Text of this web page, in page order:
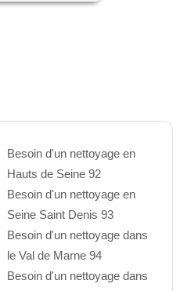
Besoin d'un nettoyage en
Hauts de Seine 92
Besoin d'un nettoyage en
Seine Saint Denis 93
Besoin d'un nettoyage dans
le Val de Marne 94
Besoin d'un nettoyage dans